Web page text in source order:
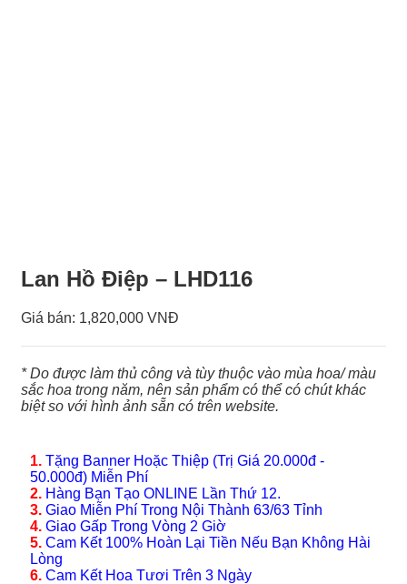
Lan Hồ Điệp – LHD116
Giá bán: 1,820,000 VNĐ
* Do được làm thủ công và tùy thuộc vào mùa hoa/ màu
sắc hoa trong năm, nên sản phẩm có thể có chút khác
biệt so với hình ảnh sẵn có trên website.
1. Tặng Banner Hoặc Thiệp (Trị Giá 20.000đ -
50.000đ) Miễn Phí
2. Hàng Bạn Tạo ONLINE Lần Thứ 12.
3. Giao Miễn Phí Trong Nội Thành 63/63 Tỉnh
4. Giao Gấp Trong Vòng 2 Giờ
5. Cam Kết 100% Hoàn Lại Tiền Nếu Bạn Không Hài
Lòng
6. Cam Kết Hoa Tươi Trên 3 Ngày